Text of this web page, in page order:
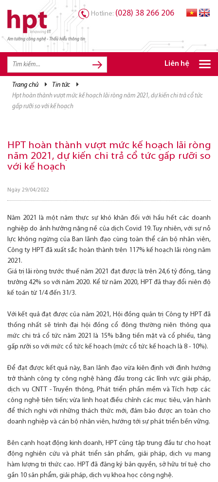
Am tường công nghệ - Thấu hiểu thông tin
Hotline: (028) 38 266 206
Liên hệ
trang chủ tin tức
hpt hoàn thành vượt mức kế hoạch lãi ròng năm 2021, dự kiến chi trả cổ tức
gấp rưỡi so với kế hoạch
HPT hoàn thành vượt mức kế hoạch lãi ròng
năm 2021, dự kiến chi trả cổ tức gấp rưỡi so
với kế hoạch
Ngày 29/04/2022
Năm 2021 là một năm thực sự khó khăn đối với hầu hết các doanh
nghiệp do ảnh hưởng nặng nề của dịch Covid 19. Tuy nhiên, với sự nỗ
lực không ngừng của Ban lãnh đạo cùng toàn thể cán bộ nhân viên,
Công ty HPT đã xuất sắc hoàn thành trên 117% kế hoạch lãi ròng năm
2021.
Giá trị lãi ròng trước thuế năm 2021 đạt được là trên 24,6 tỷ đồng, tăng
trưởng 42% so với năm 2020. Kể từ năm 2020, HPT đã thay đổi niên độ
kế toán từ 1/4 đến 31/3.
Với kết quả đạt được của năm 2021, Hội đồng quản trị Công ty HPT đã
thống nhất sẽ trình đại hội đồng cổ đông thường niên thông qua
mức chi trả cổ tức năm 2021 là 15% bằng tiền mặt và cổ phiếu, tăng
gấp rưỡi so với mức cổ tức kế hoạch (mức cổ tức kế hoạch là 8 - 10%).
Để đạt được kết quả này, Ban lãnh đạo vừa kiên định với định hướng
trở thành công ty công nghệ hàng đầu trong các lĩnh vực giải pháp,
dịch vụ CNTT - Truyền thông, Phát triển phần mềm và Tích hợp các
công nghệ tiên tiến; vừa linh hoạt điều chỉnh các mục tiêu, vận hành
để thích nghi với những thách thức mới, đảm bảo được an toàn cho
doanh nghiệp và cán bộ nhân viên, hướng tới sự phát triển bền vững.
Bên cạnh hoạt động kinh doanh, HPT cũng tập trung đầu tư cho hoạt
động nghiên cứu và phát triển sản phẩm, giải pháp, dịch vụ mang
hàm lượng tri thức cao. HPT đã đăng ký bản quyền, sở hữu trí tuệ cho
gần 10 sản phẩm, giải pháp, dịch vụ khoa học công nghệ.
TRANG CHỦ
TRANG CHỦ
GIẢI PHÁP
CƠ HỘI NGHỀ NGHIỆP